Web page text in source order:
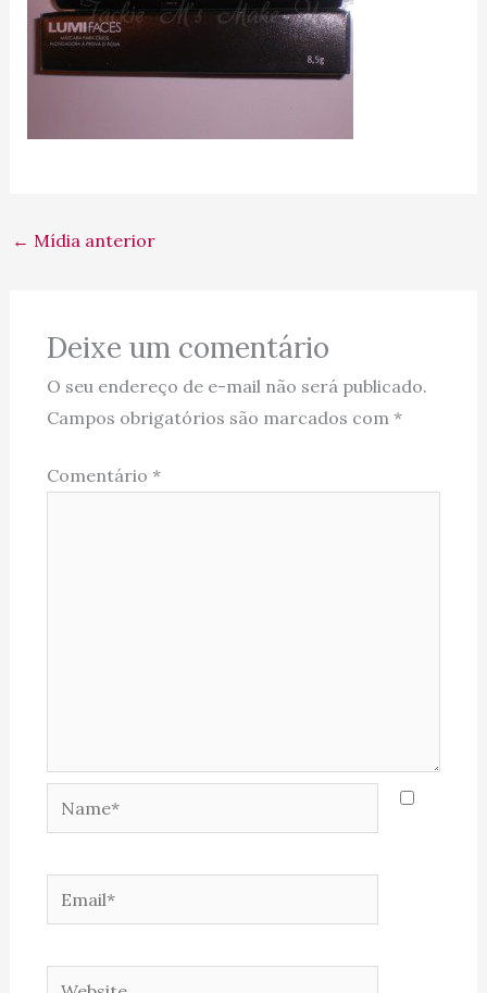
← Mídia anterior
Deixe um comentário
O seu endereço de e-mail não será publicado.
Campos obrigatórios são marcados com *
Comentário *
Name*
Email*
Website